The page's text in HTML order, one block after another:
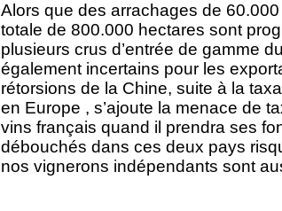
Alors que des arrachages de
totale de 800.000 hectares sont
plusieurs crus d’entrée de gamme
également incertains pour les
rétorsions de la Chine, suite à la
en Europe , s’ajoute la menace de
vins français quand il prendra ses
débouchés dans ces deux pays
nos vignerons indépendants sont